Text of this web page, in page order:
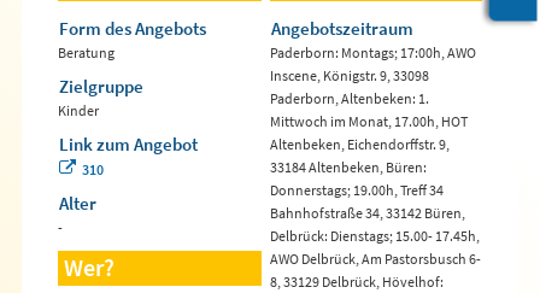
Form des Angebots
Beratung
Zielgruppe
Kinder
Link zum Angebot
310
Alter
-
Wer?
Angebotszeitraum
Paderborn: Montags; 17:00h, AWO
Inscene, Königstr. 9, 33098
Paderborn, Altenbeken: 1.
Mittwoch im Monat, 17.00h, HOT
Altenbeken, Eichendorffstr. 9,
33184 Altenbeken, Büren:
Donnerstags; 19.00h, Treff 34
Bahnhofstraße 34, 33142 Büren,
Delbrück: Dienstags; 15.00- 17.45h,
AWO Delbrück, Am Pastorsbusch 6-
8, 33129 Delbrück, Hövelhof: